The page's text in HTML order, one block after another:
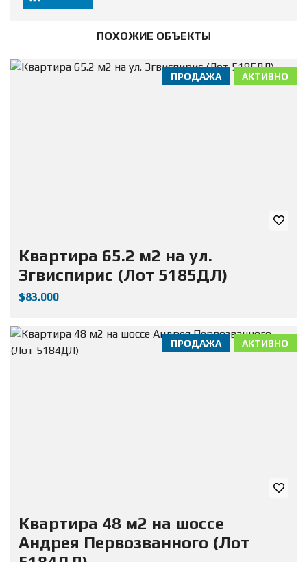
ПОХОЖИЕ ОБЪЕКТЫ
АКТИВНО
ПРОДАЖА
Квартира 65.2 м2 на ул.
Згвиспирис (Лот 5185ДЛ)
$83.000
АКТИВНО
ПРОДАЖА
Квартира 48 м2 на шоссе
Андрея Первозванного (Лот